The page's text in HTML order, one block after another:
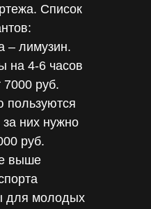
Список
– лимузин.
на 4-6 часов
7000 руб.
пользуются
них нужно
руб.
выше
для молодых